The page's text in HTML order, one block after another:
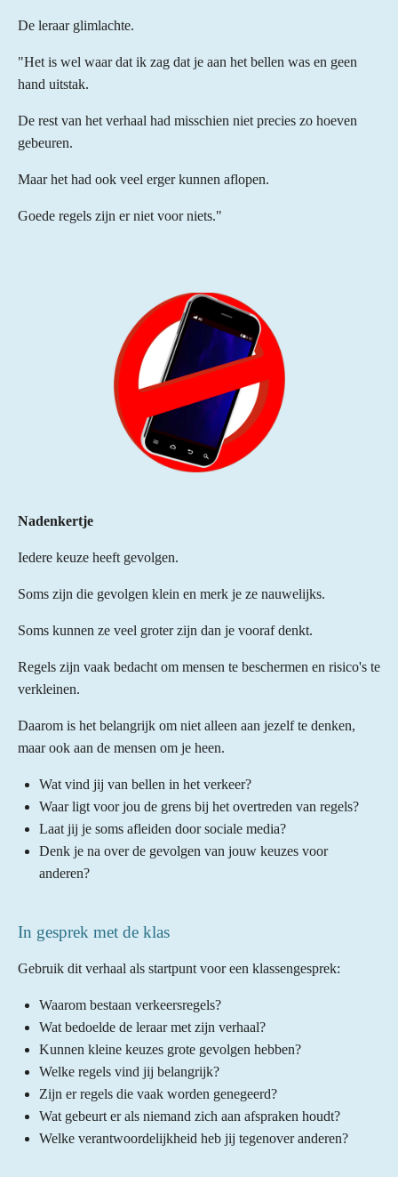
De leraar glimlachte.
"Het is wel waar dat ik zag dat je aan het bellen was en geen
hand uitstak.
De rest van het verhaal had misschien niet precies zo hoeven
gebeuren.
Maar het had ook veel erger kunnen aflopen.
Goede regels zijn er niet voor niets."
Nadenkertje
Iedere keuze heeft gevolgen.
Soms zijn die gevolgen klein en merk je ze nauwelijks.
Soms kunnen ze veel groter zijn dan je vooraf denkt.
Regels zijn vaak bedacht om mensen te beschermen en risico's te
verkleinen.
Daarom is het belangrijk om niet alleen aan jezelf te denken,
maar ook aan de mensen om je heen.
Wat vind jij van bellen in het verkeer?
Waar ligt voor jou de grens bij het overtreden van regels?
Laat jij je soms afleiden door sociale media?
Denk je na over de gevolgen van jouw keuzes voor
anderen?
In gesprek met de klas
Gebruik dit verhaal als startpunt voor een klassengesprek:
Waarom bestaan verkeersregels?
Wat bedoelde de leraar met zijn verhaal?
Kunnen kleine keuzes grote gevolgen hebben?
Welke regels vind jij belangrijk?
Zijn er regels die vaak worden genegeerd?
Wat gebeurt er als niemand zich aan afspraken houdt?
Welke verantwoordelijkheid heb jij tegenover anderen?